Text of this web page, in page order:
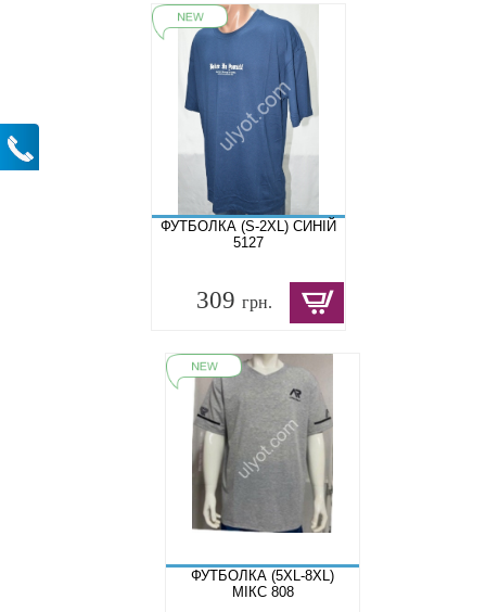
ФУТБОЛКА (S-2XL) СИНІЙ
5127
309 грн.
ФУТБОЛКА (5XL-8XL)
МІКС 808